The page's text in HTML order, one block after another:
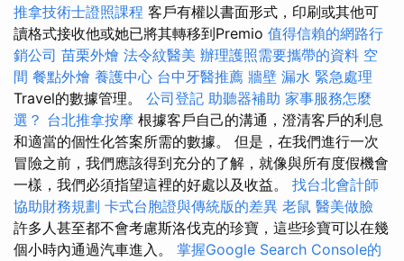
推拿技術士證照課程 客戶有權以書面形式，印刷或其他可
讀格式接收他或她已將其轉移到Premio 值得信賴的網路行
銷公司 苗栗外燴 法令紋醫美 辦理護照需要攜帶的資料 空
間 餐點外燴 養護中心 台中牙醫推薦 牆壁 漏水 緊急處理
Travel的數據管理。 公司登記 助聽器補助 家事服務怎麼
選？ 台北推拿按摩 根據客戶自己的溝通，澄清客戶的利息
和適當的個性化答案所需的數據。 但是，在我們進行一次
冒險之前，我們應該得到充分的了解，就像與所有度假機會
一樣，我們必須指望這裡的好處以及收益。 找台北會計師
協助財務規劃 卡式台胞證與傳統版的差異 老鼠 醫美做臉
許多人甚至都不會考慮斯洛伐克的珍寶，這些珍寶可以在幾
個小時內通過汽車進入。 掌握Google Search Console的